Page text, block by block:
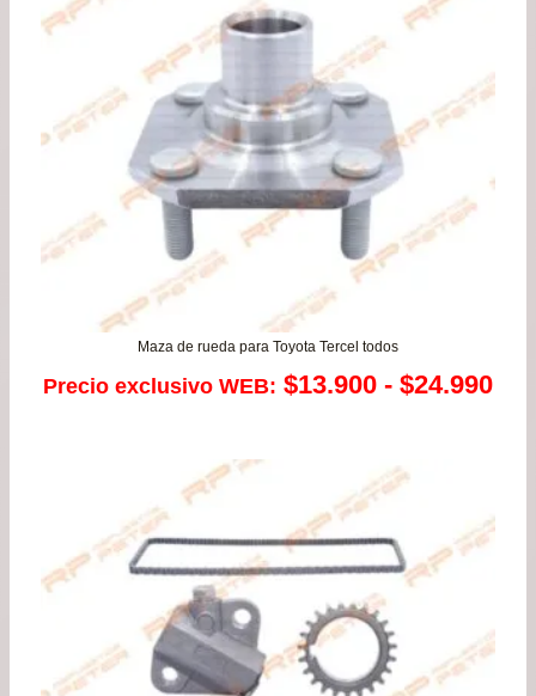
Maza de rueda para Toyota Tercel todos
Precio exclusivo WEB: $13.900 - $24.990